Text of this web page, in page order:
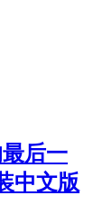
后一
中文版